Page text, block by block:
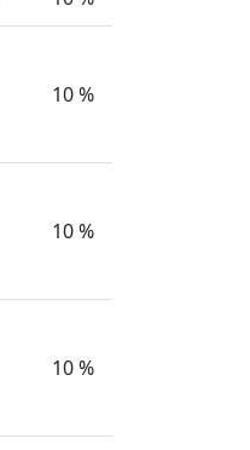
10 %
10 %
10 %